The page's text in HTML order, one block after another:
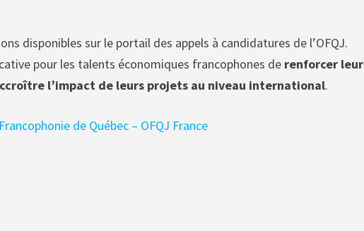
disponibles sur le portail des appels à candidatures de l’OFQJ.
pour les talents économiques francophones de renforcer leur
l’impact de leurs projets au niveau international.
de Québec – OFQJ France